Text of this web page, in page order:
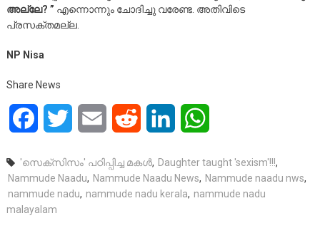
അല്ലേ? ” എന്നൊന്നും ചോദിച്ചു വരേണ്ട. അതിവിടെ
പ്രസക്തമല്ല.
NP Nisa
Share News
FacebookTwitter Email Reddit LinkedIn
'സെക്സിസം' പഠിപ്പിച്ച മകൾ, Daughter taught 'sexism'!!!,
Nammude Naadu, Nammude Naadu News, Nammude naadu nws,
nammude nadu, nammude nadu kerala, nammude nadu
malayalam